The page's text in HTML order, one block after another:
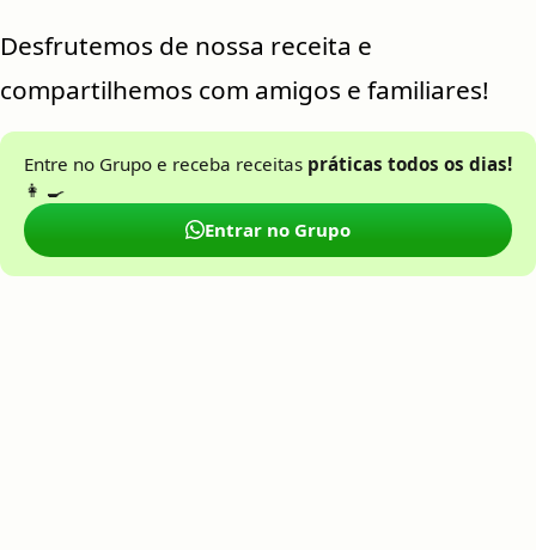
Desfrutemos de nossa receita e
compartilhemos com amigos e familiares!
Entre no Grupo e receba receitas práticas todos os dias!
👩 🍳
Entrar no Grupo